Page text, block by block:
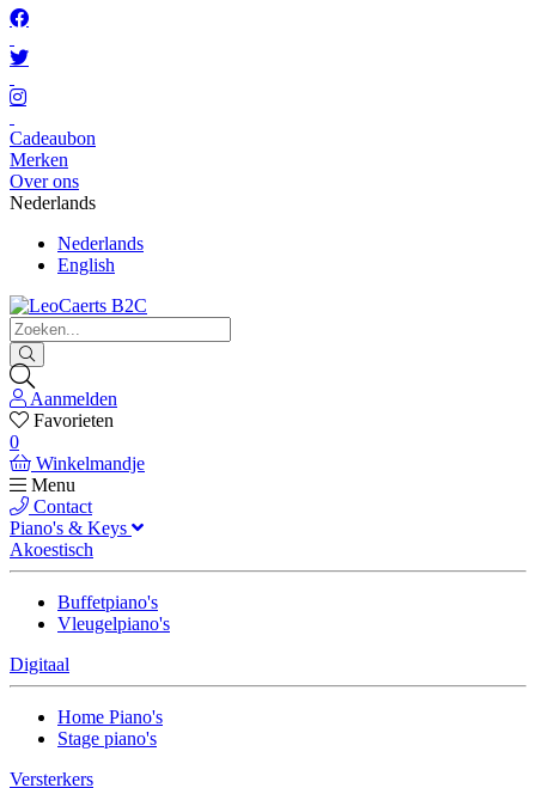
Cadeaubon
Merken
Over ons
Nederlands
Nederlands
English
Aanmelden
Favorieten
0
Winkelmandje
Menu
Contact
Piano's & Keys
Akoestisch
Buffetpiano's
Vleugelpiano's
Digitaal
Home Piano's
Stage piano's
Versterkers